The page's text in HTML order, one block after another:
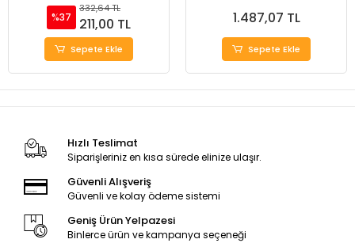
%37
332,64 TL
211,00 TL
Sepete Ekle
1.487,07 TL
Sepete Ekle
Hızlı Teslimat
Siparişleriniz en kısa sürede elinize ulaşır.
Güvenli Alışveriş
Güvenli ve kolay ödeme sistemi
Geniş Ürün Yelpazesi
Binlerce ürün ve kampanya seçeneği